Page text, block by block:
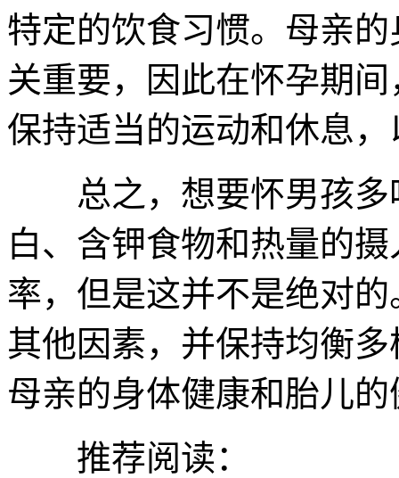
特定的饮食习惯。母亲
关重要，因此在怀孕期
保持适当的运动和休息
总之，想要怀男孩多
白、含钾食物和热量的
率，但是这并不是绝对
其他因素，并保持均衡
母亲的身体健康和胎儿
推荐阅读：